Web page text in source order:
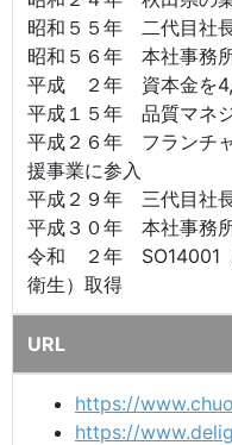
昭和５５年 二代目社
昭和５６年 本社事務
平成 ２年 資本金を
平成１５年 品質マネ
平成２６年 フランチ
援事業に参入
平成２９年 三代目社
平成３０年 本社事務
令和 ２年 SO14001
衛生）取得
URL
https://
https://